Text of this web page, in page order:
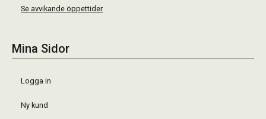
Se avvikande öppettider
Mina Sidor
Logga in
Ny kund